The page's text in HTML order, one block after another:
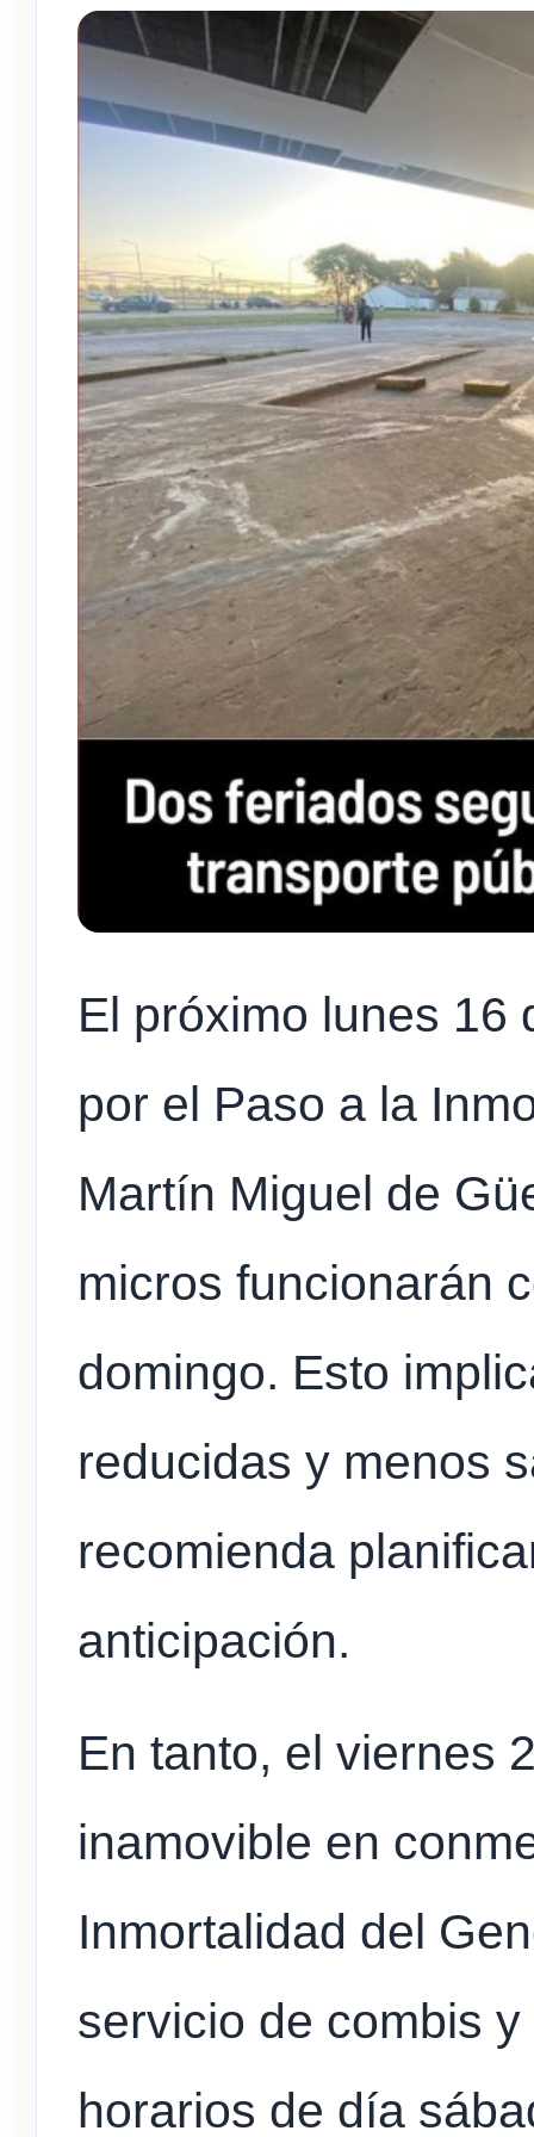
El próximo lunes 16
por el Paso a la
Martín Miguel de
micros funcionarán
domingo. Esto
reducidas y menos
recomienda
anticipación.
En tanto, el viernes
inamovible en
Inmortalidad del
servicio de combis
horarios de día